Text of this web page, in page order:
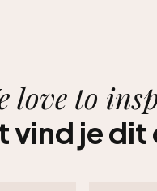
love to
vind je dit